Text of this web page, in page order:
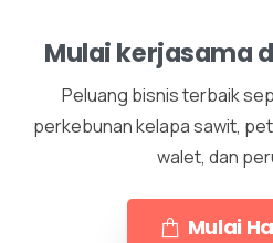
Mulai kerjasama
Peluang bisnis terbaik
perkebunan kelapa sawit,
walet, dan
Mulai